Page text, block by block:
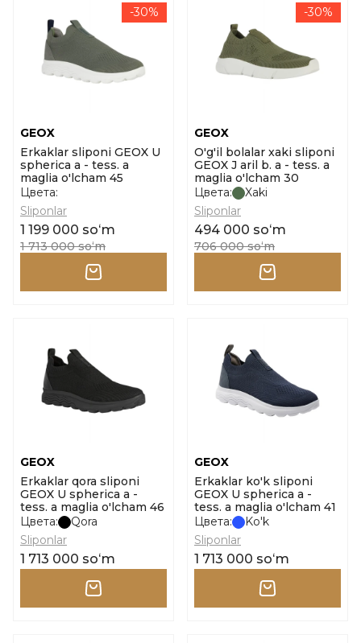
-30%
GEOX
Erkaklar sliponi GEOX U
spherica a - tess. a
maglia o'lcham 45
Цвета:
Sliponlar
1 199 000 soʻm
1 713 000 soʻm
-30%
GEOX
O'g'il bolalar xaki sliponi
GEOX J aril b. a - tess. a
maglia o'lcham 30
Цвета:
Xaki
Sliponlar
494 000 soʻm
706 000 soʻm
GEOX
Erkaklar qora sliponi
GEOX U spherica a -
tess. a maglia o'lcham 46
Цвета:
Qora
Sliponlar
1 713 000 soʻm
GEOX
Erkaklar ko'k sliponi
GEOX U spherica a -
tess. a maglia o'lcham 41
Цвета:
Ko'k
Sliponlar
1 713 000 soʻm